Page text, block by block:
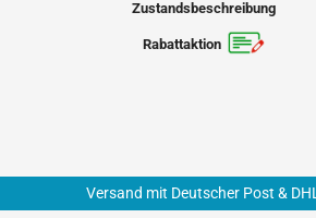
Zustandsbeschreibung
Rabattaktion
Versand mit Deutscher Post & DHL